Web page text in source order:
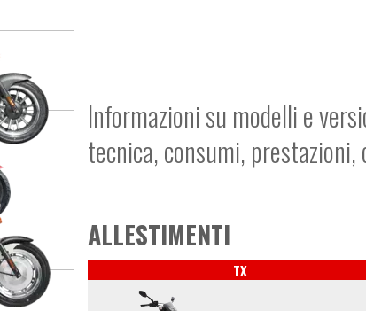
Informazioni su modelli e
tecnica, consumi,
ALLESTIMENTI
TX